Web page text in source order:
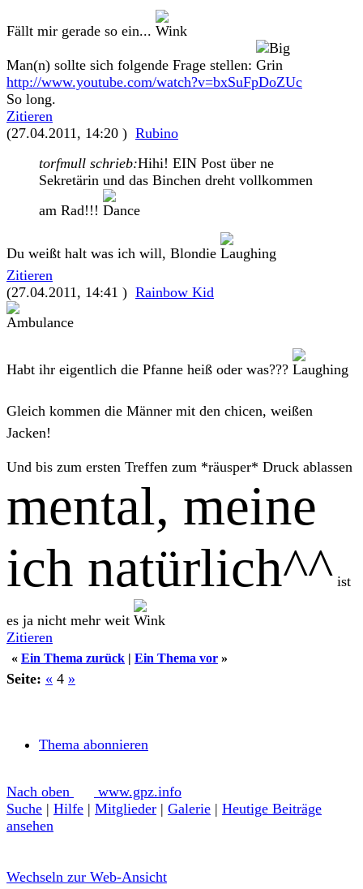
Fällt mir gerade so ein...
Man(n) sollte sich folgende Frage stellen:
http://www.youtube.com/watch?v=bxSuFpDoZUc
So long.
Zitieren
(27.04.2011, 14:20 ) Rubino
torfmull schrieb:Hihi! EIN Post über ne
Sekretärin und das Binchen dreht vollkommen
am Rad!!!
Du weißt halt was ich will, Blondie
Zitieren
(27.04.2011, 14:41 ) Rainbow Kid
Habt ihr eigentlich die Pfanne heiß oder was???
Gleich kommen die Männer mit den chicen, weißen
Jacken!
Und bis zum ersten Treffen zum *räusper* Druck ablassen
mental, meine
ich natürlich^^ ist
es ja nicht mehr weit
Zitieren
« Ein Thema zurück | Ein Thema vor »
Seite: « 4 »
Thema abonnieren
Nach oben
www.gpz.info
Suche | Hilfe | Mitglieder | Galerie | Heutige Beiträge
ansehen
Wechseln zur Web-Ansicht